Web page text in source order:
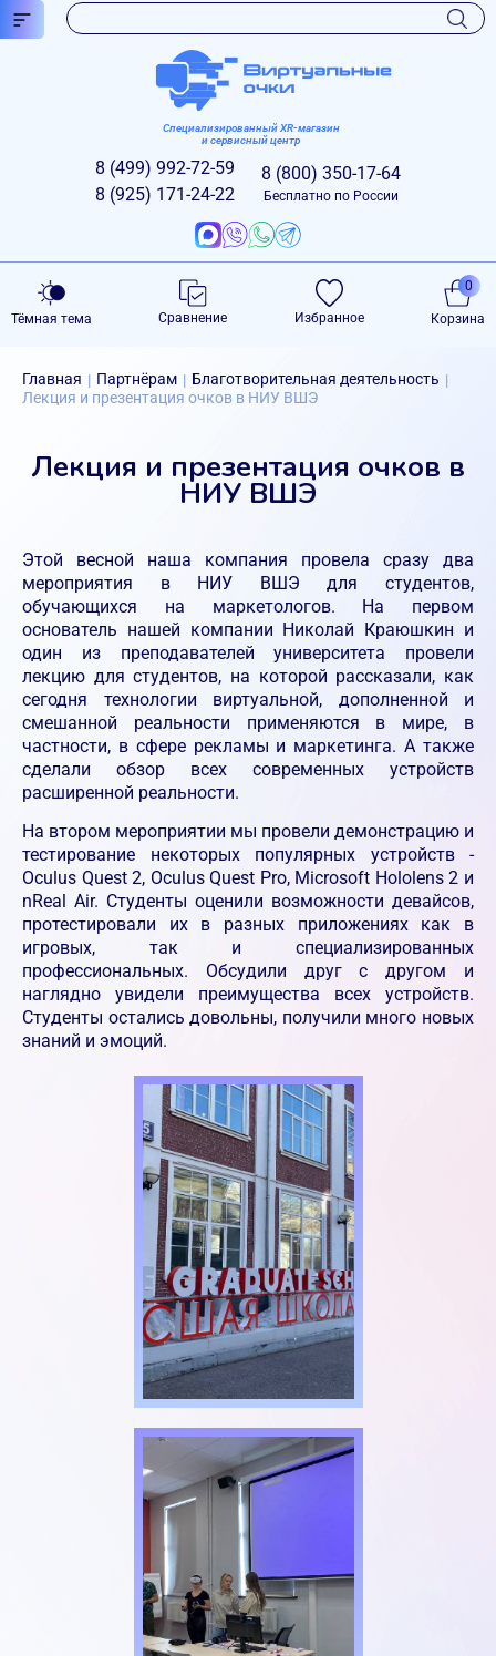
Специализированный XR-магазин
и сервисный центр
8 (499) 992-72-59
8 (925) 171-24-22
8 (800) 350-17-64
Бесплатно по России
Тёмная тема Сравнение Избранное Корзина
0
Главная | Партнёрам | Благотворительная деятельность |
Лекция и презентация очков в НИУ ВШЭ
Лекция и презентация очков в
НИУ ВШЭ
Этой весной наша компания провела сразу два
мероприятия в НИУ ВШЭ для студентов,
обучающихся на маркетологов. На первом
основатель нашей компании Николай Краюшкин и
один из преподавателей университета провели
лекцию для студентов, на которой рассказали, как
сегодня технологии виртуальной, дополненной и
смешанной реальности применяются в мире, в
частности, в сфере рекламы и маркетинга. А также
сделали обзор всех современных устройств
расширенной реальности.
На втором мероприятии мы провели демонстрацию и
тестирование некоторых популярных устройств -
Oculus Quest 2, Oculus Quest Pro, Microsoft Hololens 2 и
nReal Air. Студенты оценили возможности девайсов,
протестировали их в разных приложениях как в
игровых, так и специализированных
профессиональных. Обсудили друг с другом и
наглядно увидели преимущества всех устройств.
Студенты остались довольны, получили много новых
знаний и эмоций.